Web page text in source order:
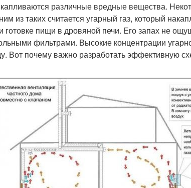
различные вредные вещества.
из таких считается угарный газ, который
готовке пищи в дровяной печи. Его запах не
фильтрами. Высокие концентрации
Вот почему важно разработать эффективную